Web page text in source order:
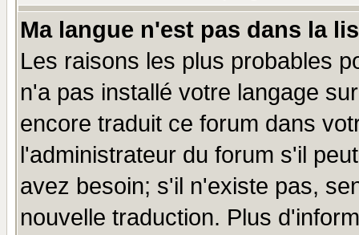
Ma langue n'est pas dans la
Les raisons les plus probables
n'a pas installé votre langage
encore traduit ce forum dans
l'administrateur du forum s'il
avez besoin; s'il n'existe pas,
nouvelle traduction. Plus